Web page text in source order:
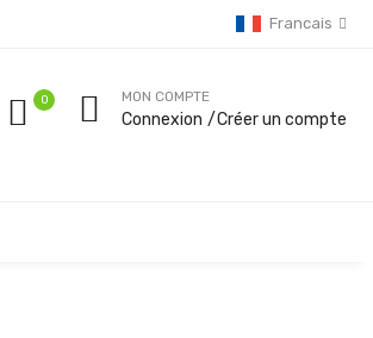
Francais
0 MON COMPTE
Connexion Créer un compte